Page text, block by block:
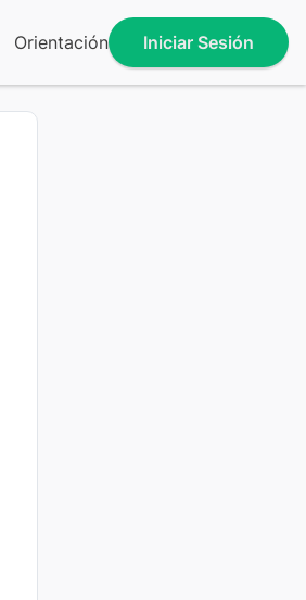
Orientación Iniciar Sesión